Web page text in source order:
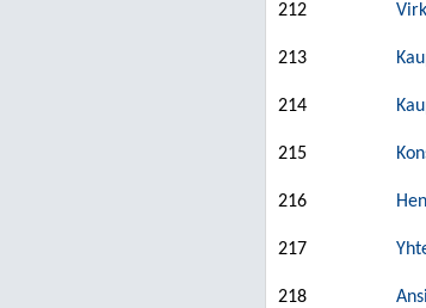
212
213
214
215
216
217
218